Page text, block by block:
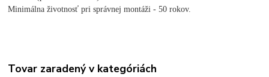
Minimálna životnosť pri správnej montáži - 50 rokov.
Tovar zaradený v kategóriách